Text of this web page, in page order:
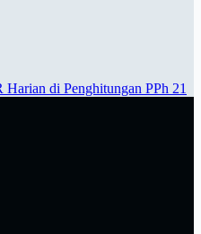
di Penghitungan PPh 21